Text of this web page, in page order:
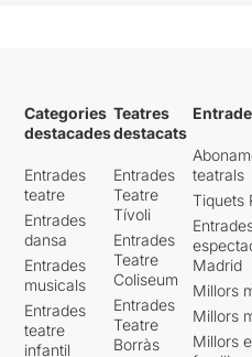
Categories
destacades
Entrades
teatre
Entrades
dansa
Entrades
musicals
Entrades
teatre
infantil
Teatres
destacats
Entrades
Teatre
Tívoli
Entrades
Teatre
Coliseum
Entrades
Teatre
Borràs
teatrals
Tiquets
Madrid
Millors
Millors
Millors